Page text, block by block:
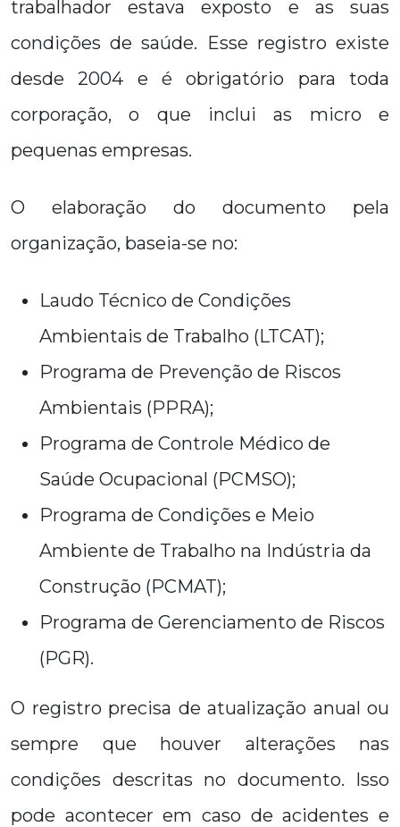
trabalhador estava exposto e as suas
condições de saúde. Esse registro existe
desde 2004 e é obrigatório para toda
corporação, o que inclui as micro e
pequenas empresas.
O elaboração do documento pela
organização, baseia-se no:
Laudo Técnico de Condições
Ambientais de Trabalho (LTCAT);
Programa de Prevenção de Riscos
Ambientais (PPRA);
Programa de Controle Médico de
Saúde Ocupacional (PCMSO);
Programa de Condições e Meio
Ambiente de Trabalho na Indústria da
Construção (PCMAT);
Programa de Gerenciamento de Riscos
(PGR).
O registro precisa de atualização anual ou
sempre que houver alterações nas
condições descritas no documento. Isso
pode acontecer em caso de acidentes e